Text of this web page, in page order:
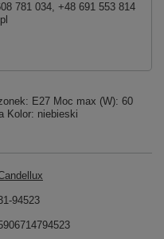
781 034, +48 691 553 814
E27 Moc max (W): 60
Kolor: niebieski
94523